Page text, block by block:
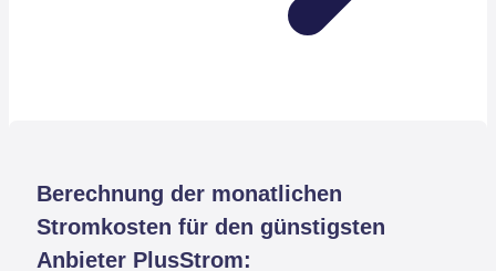
Berechnung der monatlichen
Stromkosten für den günstigsten
Anbieter PlusStrom: